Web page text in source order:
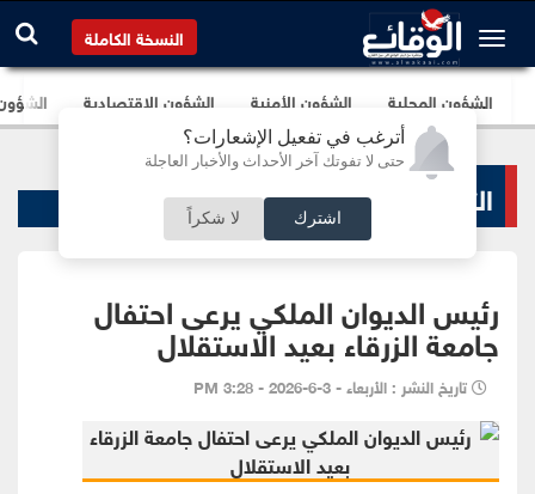
أترغب في تفعيل الإشعارات؟
حتى لا تفوتك آخر الأحداث والأخبار العاجلة
اشترك لا شكراً
النسخة الكاملة
الشؤون المحلية الشؤون الأمنية الشؤون الإقتصادية
التعليم والجامعات
رئيس الديوان الملكي يرعى احتفال
جامعة الزرقاء بعيد الاستقلال
تاريخ النشر : الأربعاء - 3-6-2026 - 3:28 PM